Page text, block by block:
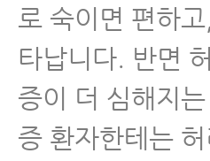
로 숙이면 편하
타납니다. 반면
증이 더 심해지
증 환자한테는